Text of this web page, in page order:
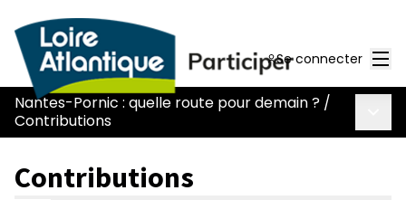
Se connecter
Nantes-Pornic : quelle route pour demain ? /
Contributions
Contributions